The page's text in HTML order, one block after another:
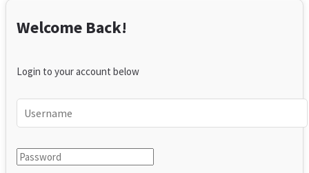
Welcome Back!
Login to your account below